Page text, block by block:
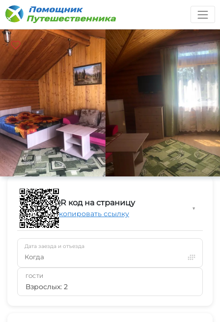
QR код на страницу
Скопировать ссылку
▼
Дата заезда и отъезда
Когда
ГОСТИ
Взрослых: 2